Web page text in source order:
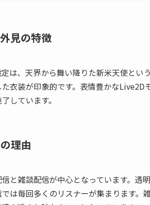
見の特徴
は、天界から舞い降りた新米天使とい
衣装が印象的です。表情豊かな
しています。
理由
と雑談配信が中心となっています。透
は毎回多くのリスナーが集まります